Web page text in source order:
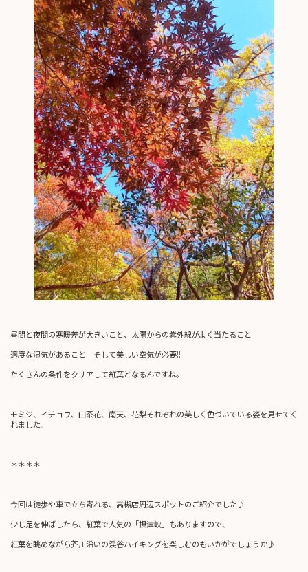
昼間と夜間の寒暖差が大きいこと、太陽からの紫外線がよく当たること
適度な湿気があること そして美しい空気が必要!!
たくさんの条件をクリアして紅葉となるんですね。
モミジ、イチョウ、山茶花、南天、花梨それぞれの美しく色づいている姿を見せてく
れました。
＊＊＊＊
今回は徒歩や車で立ち寄れる、高槻店周辺スポットのご紹介でした♪
少し足を伸ばしたら、紅葉で人気の「摂津峡」もありますので、
紅葉を眺めながら芥川沿いの渓谷ハイキングを楽しむのもいかがでしょうか♪